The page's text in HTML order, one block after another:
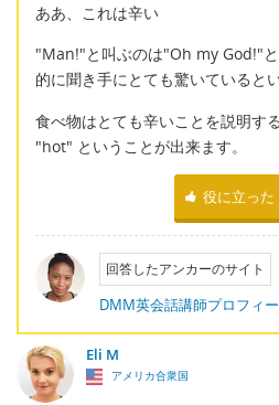
ああ、これは辛い
"Man!"と叫ぶのは"Oh my God!"
的に聞き手にとても驚いていると
食べ物はとても辛いことを説明す
"hot" ということが出来ます。
役に立った
回答したアンカーのサイト
DMM英会話講師プロフィ
Eli M
アメリカ合衆国